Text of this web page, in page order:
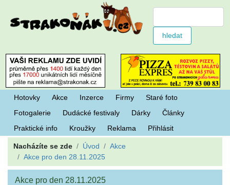
Hotovky Akce Inzerce Firmy
Staré foto
Fotogalerie
Dudácké festivaly Dárky
Články
Praktické info
Kroužky Reklama Přihlásit
Nacházíte se zde Úvod
Akce
Akce pro den 28.11.2025
Akce pro den 28.11.2025